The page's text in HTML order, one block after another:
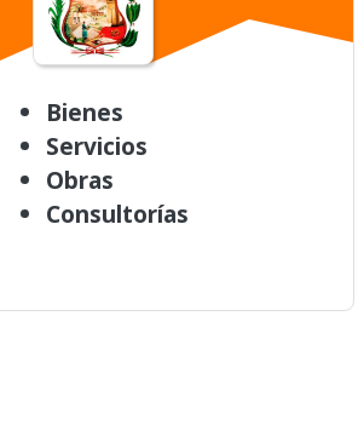
Bienes
Servicios
Obras
Consultorías